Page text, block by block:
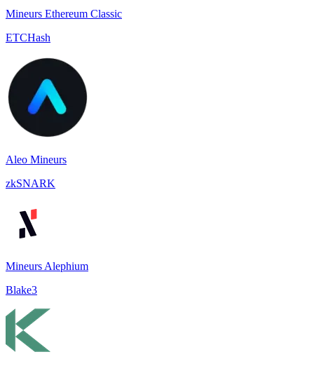
Mineurs Ethereum Classic
ETCHash
Aleo Mineurs
zkSNARK
Mineurs Alephium
Blake3